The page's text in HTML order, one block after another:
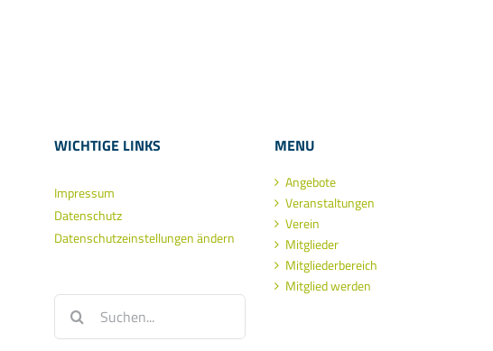
WICHTIGE LINKS
Impressum
Datenschutz
Datenschutzeinstellungen ändern
nach:
MENU
Angebote
Veranstaltungen
Verein
Mitglieder
Mitgliederbereich
Mitglied werden